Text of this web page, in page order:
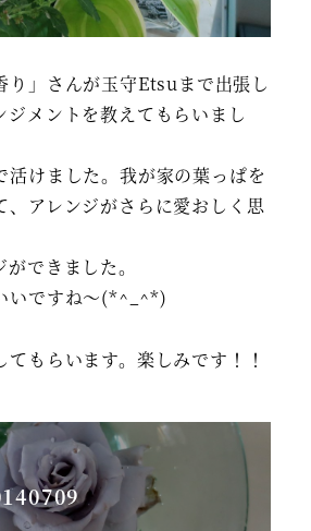
り」さんが玉守Etsuまで出張し
ジメントを教えてもらいまし
活けました。我が家の葉っぱを
、アレンジがさらに愛おしく思
できました。
いですね～(*^_^*)
てもらいます。楽しみです！！